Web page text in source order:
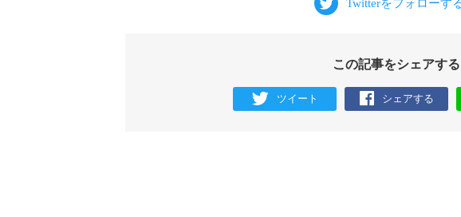
この記事をシェアする
ツイート シェアする